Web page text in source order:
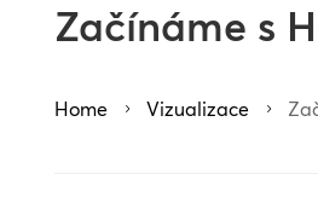
Začínáme s
Home 5 Vizualizace 5